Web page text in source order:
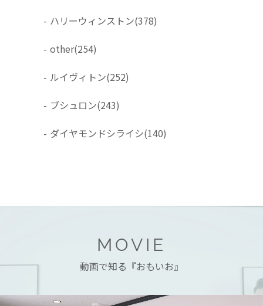
- ハリーウィンストン(378)
- other(254)
- ルイヴィトン(252)
- ブシュロン(243)
- ダイヤモンドシライシ(140)
MOVIE
動画で知る『おもいお』